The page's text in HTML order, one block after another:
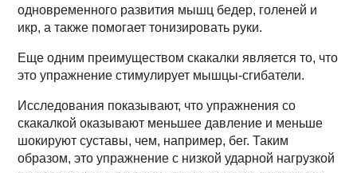
одновременного развития мышц бедер, голеней и
икр, а также помогает тонизировать руки.
Еще одним преимуществом скакалки является то, что
это упражнение стимулирует мышцы-сгибатели.
Исследования показывают, что упражнения со
скакалкой оказывают меньшее давление и меньше
шокируют суставы, чем, например, бег. Таким
образом, это упражнение с низкой ударной нагрузкой